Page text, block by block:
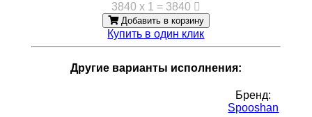
3840 x 1 = 3840
Добавить в корзину
Купить в один клик
Другие варианты исполнения:
Бренд:
Spooshan